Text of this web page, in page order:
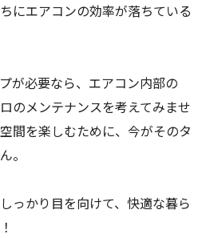
にエアコンの効率が落ちている
が必要なら、エアコン内部の
のメンテナンスを考えてみませ
間を楽しむために、今がそのタ
。
っかり目を向けて、快適な暮ら